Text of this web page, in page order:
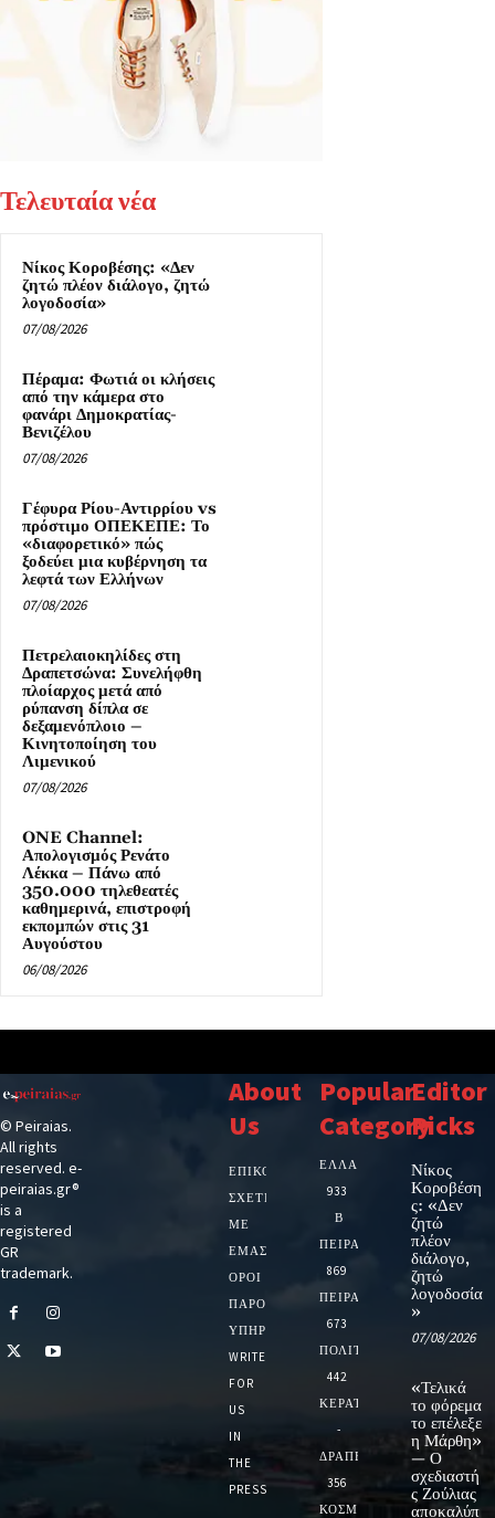
Τελευταία νέα
Νίκος Κοροβέσης: «Δεν
ζητώ πλέον διάλογο, ζητώ
λογοδοσία»
07/08/2026
Πέραμα: Φωτιά οι κλήσεις
από την κάμερα στο
φανάρι Δημοκρατίας-
Βενιζέλου
07/08/2026
Γέφυρα Ρίου-Αντιρρίου vs
πρόστιμο ΟΠΕΚΕΠΕ: Το
«διαφορετικό» πώς
ξοδεύει μια κυβέρνηση τα
λεφτά των Ελλήνων
07/08/2026
Πετρελαιοκηλίδες στη
Δραπετσώνα: Συνελήφθη
πλοίαρχος μετά από
ρύπανση δίπλα σε
δεξαμενόπλοιο –
Κινητοποίηση του
Λιμενικού
07/08/2026
ONE Channel:
Απολογισμός Ρενάτο
Λέκκα – Πάνω από
350.000 τηλεθεατές
καθημερινά, επιστροφή
εκπομπών στις 31
Αυγούστου
06/08/2026
© Peiraias.
All rights
reserved. e-
peiraias.gr®
is a
registered
GR
trademark.
About
Us
ΕΠΙΚΟΙΝΩΝΙΑ
ΣΧΕΤΙΚΆ
ΜΕ
ΕΜΆΣ
ΌΡΟΙ
ΠΑΡΟΧΉΣ
ΥΠΗΡΕΣΙΏΝ
WRITE
FOR
US
IN
THE
PRESS
Popular
Category
ΕΛΛΑΔΑ
933
Β
ΠΕΙΡΑΙΑ
869
ΠΕΙΡΑΙΑΣ
673
ΠΟΛΙΤΙΚΗ
442
ΚΕΡΑΤΣΙΝΙ
-
ΔΡΑΠΕΤΣΩΝΑ
356
ΚΟΣΜΟΣ
Editor
Picks
Νίκος
Κοροβέση
ς: «Δεν
ζητώ
πλέον
διάλογο,
ζητώ
λογοδοσία
»
07/08/2026
«Τελικά
το φόρεμα
το επέλεξε
η Μάρθη»
— Ο
σχεδιαστή
ς Ζούλιας
αποκαλύπ